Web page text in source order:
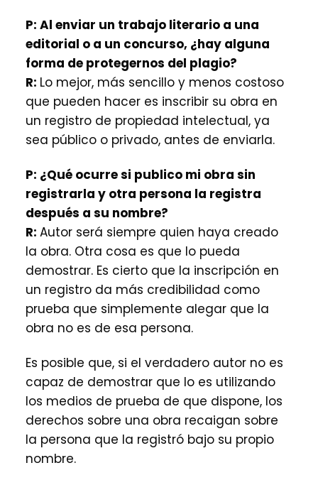
P: Al enviar un trabajo literario a una
editorial o a un concurso, ¿hay alguna
forma de protegernos del plagio?
R: Lo mejor, más sencillo y menos costoso
que pueden hacer es inscribir su obra en
un registro de propiedad intelectual, ya
sea público o privado, antes de enviarla.
P: ¿Qué ocurre si publico mi obra sin
registrarla y otra persona la registra
después a su nombre?
R: Autor será siempre quien haya creado
la obra. Otra cosa es que lo pueda
demostrar. Es cierto que la inscripción en
un registro da más credibilidad como
prueba que simplemente alegar que la
obra no es de esa persona.
Es posible que, si el verdadero autor no es
capaz de demostrar que lo es utilizando
los medios de prueba de que dispone, los
derechos sobre una obra recaigan sobre
la persona que la registró bajo su propio
nombre.